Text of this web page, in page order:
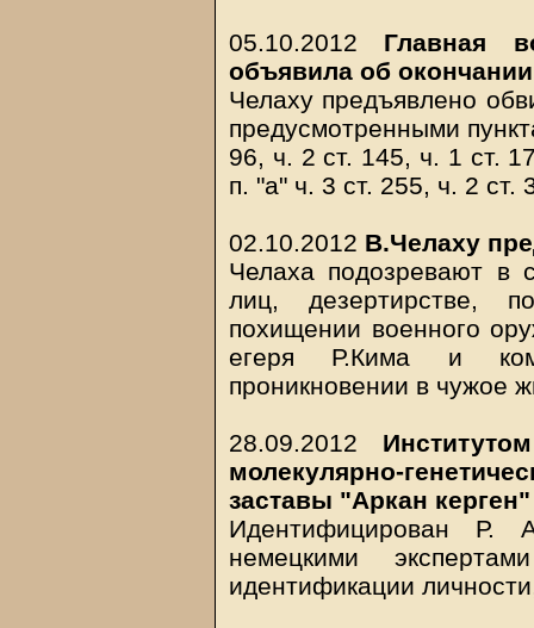
05.10.2012 Главная
объявила об
Челаху предъявлено
предусмотренными
96, ч. 2 ст. 145, ч. 1 ст.
п. "а" ч. 3 ст. 255, ч. 2
02.10.2012 В.Челаху
Челаха подозревают в
лиц, дезертирстве,
похищении военного
егеря Р.Кима и
проникновении в чужое
28.09.2012
молекулярно-
заставы "Аркан керген"
Идентифицирован Р.
немецкими
идентификации